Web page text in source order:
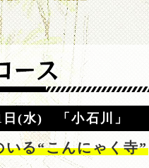
日(水) 「小石川」
いる“こんにゃく寺”